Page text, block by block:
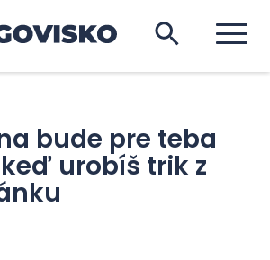
bude pre teba
urobíš trik z